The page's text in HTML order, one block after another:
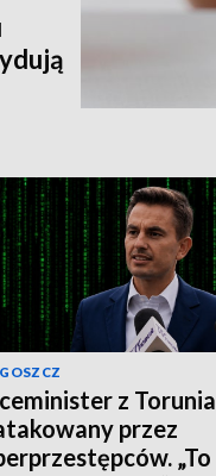
z Torunia
przez
„To